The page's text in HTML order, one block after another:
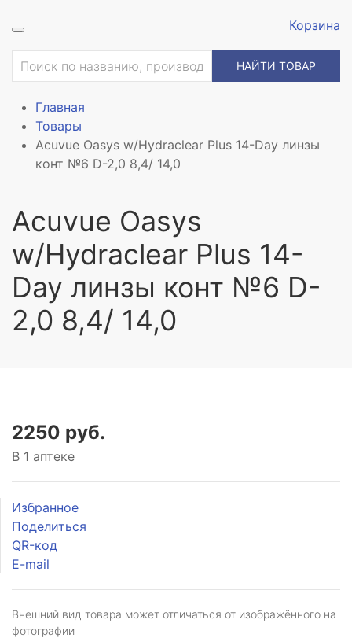
Корзина
НАЙТИ ТОВАР
Главная
Товары
Acuvue Oasys w/Hydraclear Plus 14-Day линзы
конт №6 D-2,0 8,4/ 14,0
Acuvue Oasys
w/Hydraclear Plus 14-
Day линзы конт №6 D-
2,0 8,4/ 14,0
2250 руб.
В 1 аптеке
Избранное
Поделиться
QR-код
E-mail
Внешний вид товара может отличаться от изображённого на
фотографии